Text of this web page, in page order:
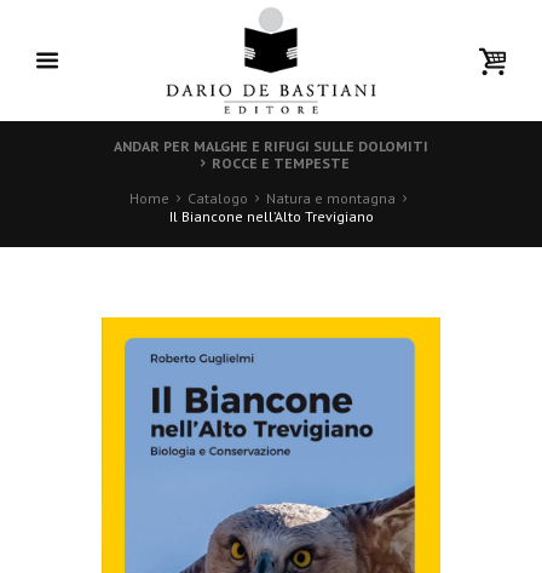
ANDAR PER MALGHE E RIFUGI SULLE DOLOMITI
ROCCE E TEMPESTE
Home
Catalogo
Natura e montagna
Il Biancone nell’Alto Trevigiano